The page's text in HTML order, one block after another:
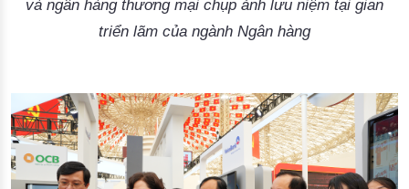
và ngân hàng thương mại chụp ảnh lưu niệm tại gian
triển lãm của ngành Ngân hàng